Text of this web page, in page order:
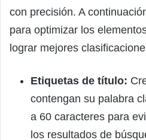
con precisión. A
para optimizar los
lograr mejores
Etiquetas de título:
contengan su palabra
a 60 caracteres para
los resultados de